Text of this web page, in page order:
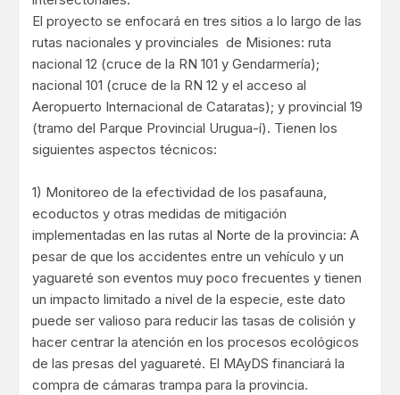
El proyecto se enfocará en tres sitios a lo largo de las
rutas nacionales y provinciales de Misiones: ruta
nacional 12 (cruce de la RN 101 y Gendarmería);
nacional 101 (cruce de la RN 12 y el acceso al
Aeropuerto Internacional de Cataratas); y provincial 19
(tramo del Parque Provincial Urugua-í). Tienen los
siguientes aspectos técnicos:
1) Monitoreo de la efectividad de los pasafauna,
ecoductos y otras medidas de mitigación
implementadas en las rutas al Norte de la provincia: A
pesar de que los accidentes entre un vehículo y un
yaguareté son eventos muy poco frecuentes y tienen
un impacto limitado a nivel de la especie, este dato
puede ser valioso para reducir las tasas de colisión y
hacer centrar la atención en los procesos ecológicos
de las presas del yaguareté. El MAyDS financiará la
compra de cámaras trampa para la provincia.